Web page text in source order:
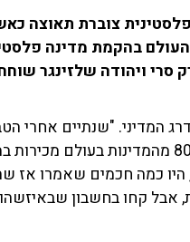
צוברת תאוצה
בהקמת מדינה
ויהודה שלזינגר
המדיני. "שנתיים אחרי
גדול שחווינו מאז השואה - איך זה קורה שכל העולם יהתפך עלינו? 80% מהמדינות
לגיטימציה, היו כמה חכמים שאמרו
אבל קחו בחשבון